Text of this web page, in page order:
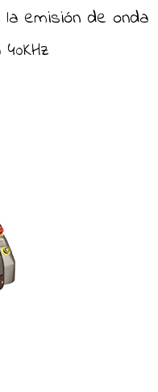
emisión de onda